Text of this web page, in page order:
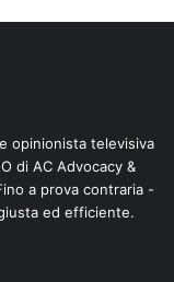
opinionista televisiva
di AC Advocacy &
a prova contraria -
ed efficiente.